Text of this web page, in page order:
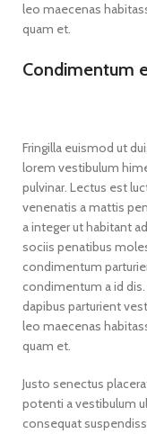
leo maecenas
quam et.
Condimentum
Fringilla euismod ut
lorem vestibulum
pulvinar. Lectus est
venenatis a mattis
a integer ut habitant
sociis penatibus
condimentum
condimentum a id dis.
dapibus parturient
leo maecenas
quam et.
Justo senectus
potenti a vestibulum
consequat